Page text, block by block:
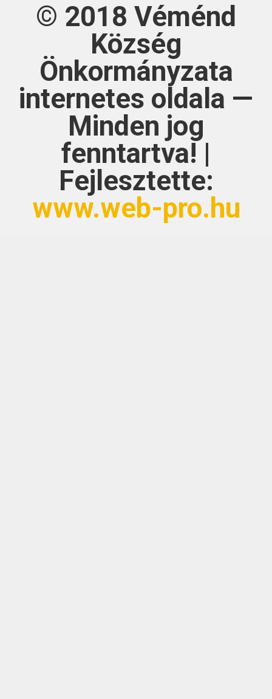
© 2018 Véménd
Község
Önkormányzata
internetes oldala —
Minden jog
fenntartva! |
Fejlesztette:
www.web-pro.hu